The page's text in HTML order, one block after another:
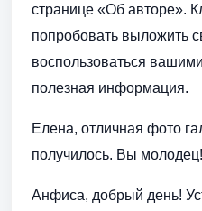
странице «Об авторе».
попробовать выложить
воспользоваться
полезная информация.
Елена, отличная фото
получилось. Вы
Анфиса, добрый день!